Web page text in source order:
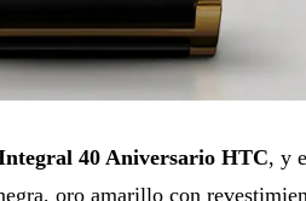
40 Aniversario HTC, y
oro amarillo con